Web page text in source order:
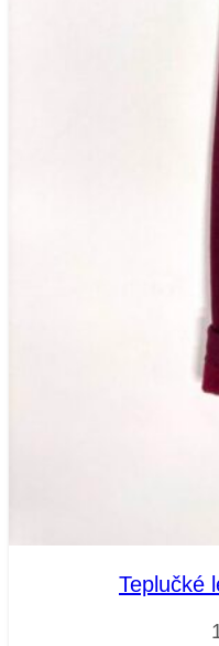
Teplučké